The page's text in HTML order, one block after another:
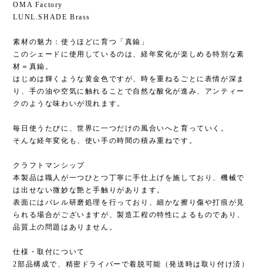
OMA Factory
LUNL.SHADE Brass
素材の魅力：使うほどに育つ「真鍮」
このシェードに使用しているのは、経年変化が楽しめる特別な素
材＝真鍮。
はじめは輝くような黄金色ですが、時を重ねるごとに表情が深ま
り、手の油や空気に触れることで自然な酸化が進み、アンティー
クのような味わいが現れます。
毎日使うたびに、世界に一つだけの風合いへと育っていく。
そんな経年変化も、使い手の時間の積み重ねです。
クラフトマンシップ
本製品は職人が一つひとつ丁寧に手仕上げを施しており、機械で
は出せない微妙な艶と手触りがあります。
表面にはバレル研磨処理を行っており、細かな擦り傷や打痕が見
られる場合がございますが、製造工程の特性によるものであり、
品質上の問題はありません。
仕様・取付について
2部品構成で、精密ドライバーで着脱可能（発送時は取り付け済）